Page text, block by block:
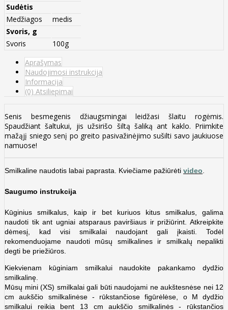
Sudėtis
Medžiagos
medis
Svoris, g
Svoris
100g
Aprašymas
Naudojimosi instrukcija
Informacija
(0) Atsiliepimai
Senis besmegenis džiaugsmingai leidžasi šlaitu rogėmis.
Spaudžiant šaltukui, jis užsirišo šiltą šaliką ant kaklo. Priimkite
mažąjį sniego senį po greito pasivažinėjimo sušilti savo jaukiuose
namuose!
Smilkaline naudotis labai paprasta. Kviečiame pažiūrėti video
Saugumo instrukcija
Kūginius smilkalus, kaip ir bet kuriuos kitus smilkalus, galima
naudoti tik ant ugniai atsparaus paviršiaus ir prižiūrint. Atkreipkite
dėmesį, kad visi smilkalai naudojant gali įkaisti. Todėl
rekomenduojame naudoti mūsų smilkalines ir smilkalų nepalikti
degti be priežiūros.
Kiekvienam kūginiam smilkalui naudokite pakankamo dydžio
smilkalinę.
Mūsų mini (XS) smilkalai gali būti naudojami ne aukštesnėse nei 12
cm aukščio smilkalinėse - rūkstančiose figūrėlėse, o M dydžio
smilkalui reikia bent 13 cm aukščio smilkalinės - rūkstančios